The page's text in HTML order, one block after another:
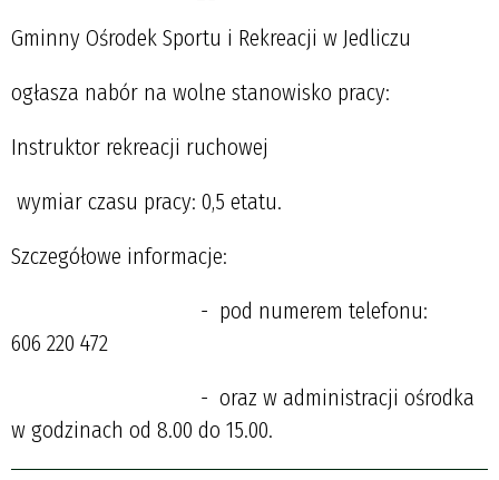
Gminny Ośrodek Sportu i Rekreacji w Jedliczu
ogłasza nabór na wolne stanowisko pracy:
Instruktor rekreacji ruchowej
wymiar czasu pracy: 0,5 etatu.
Szczegółowe informacje:
- pod numerem telefonu:
606 220 472
- oraz w administracji ośrodka
w godzinach od 8.00 do 15.00.